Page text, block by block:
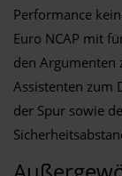
Performance
Euro NCAP mit
den Argumenten
Assistenten zum
der Spur sowie